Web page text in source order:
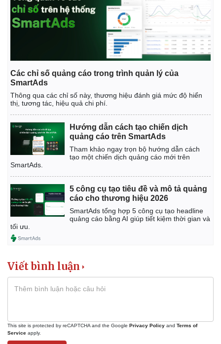
Vụ án
Tư vấn luật
Vũ khí
Phân tích
Các chỉ số quảng cáo trong trình quản lý của
SmartAds
Thông qua các chỉ số này, thương hiệu đánh giá mức độ hiển
thị, tương tác, hiệu quả chi phí.
Hướng dẫn cách tạo chiến dịch
quảng cáo trên SmartAds
Tham khảo ngay trọn bộ hướng dẫn cách
tạo một chiến dịch quảng cáo mới trên
SmartAds.
5 công cụ tạo tiêu đề và mô tả quảng
cáo cho thương hiệu 2026
SmartAds tổng hợp 5 công cụ tạo headline
quảng cáo bằng AI giúp tiết kiệm thời gian và
tối ưu.
Viết bình luận
This site is protected by reCAPTCHA and the Google Privacy Policy and Terms of
Service apply.